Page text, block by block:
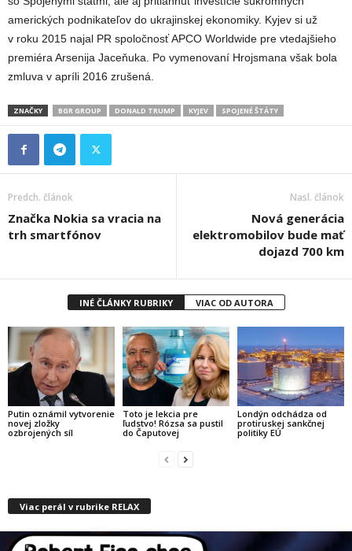
amerických podnikateľov do ukrajinskej ekonomiky. Kyjev si už
v roku 2015 najal PR spoločnosť APCO Worldwide pre vtedajšieho
premiéra Arsenija Jaceňuka. Po vymenovaní Hrojsmana však bola
zmluva v apríli 2016 zrušená.
ZNAČKY BGR GROUP DONALD TRUMP KYJEV SPOJENÉ ŠTÁTY
Predch. článok
Značka Nokia sa vracia na
trh smartfónov
Nasl. článok
Nová generácia
elektromobilov bude mať
dojazd 700 km
INÉ ČLÁNKY RUBRIKY VIAC OD AUTORA
Putin oznámil vytvorenie
novej zložky
ozbrojených síl
Toto je lekcia pre
ľudstvo! Rózsa sa pustil
do Čaputovej
Londýn odchádza od
protiruskej sankčnej
politiky EÚ
Viac perál v rubrike RELAX